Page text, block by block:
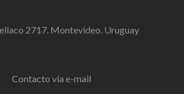
2717. Montevideo. Uruguay
Contacto vía e-mail